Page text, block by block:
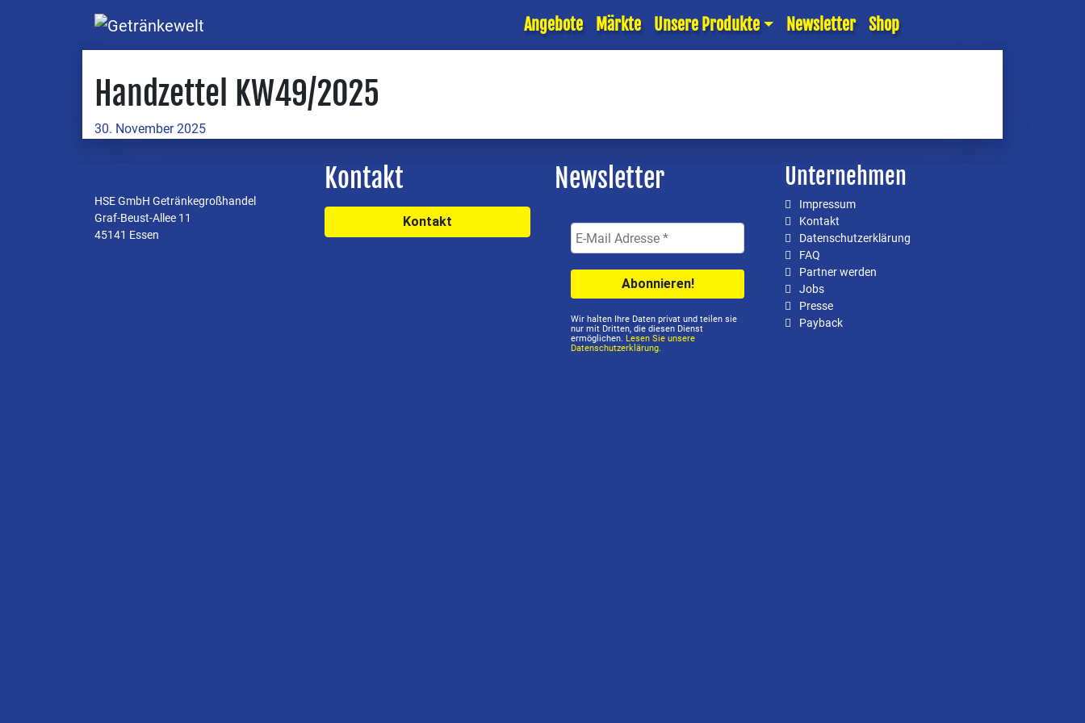
Angebote Märkte Unsere Produkte Newsletter Shop
Handzettel KW49/2025
30. November 2025
HSE GmbH Getränkegroßhandel
Graf-Beust-Allee 11
45141 Essen
Kontakt
Kontakt
Newsletter
Wir halten Ihre Daten privat und teilen sie
nur mit Dritten, die diesen Dienst
ermöglichen. Lesen Sie unsere
Datenschutzerklärung.
Unternehmen
Impressum
Kontakt
Datenschutzerklärung
FAQ
Partner werden
Jobs
Presse
Payback